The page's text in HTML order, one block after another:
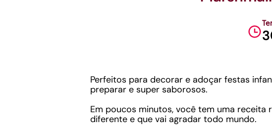
Perfeitos para decorar e adoçar festas
preparar e super saborosos.
Em poucos minutos, você tem uma receita
diferente e que vai agradar todo mundo.